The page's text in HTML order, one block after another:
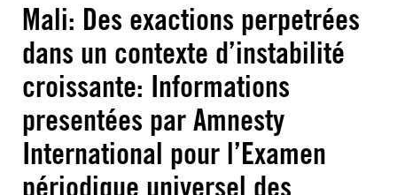
Mali: Des exactions perpetrées
dans un contexte d’instabilité
croissante: Informations
presentées par Amnesty
International pour l’Examen
périodique universel des